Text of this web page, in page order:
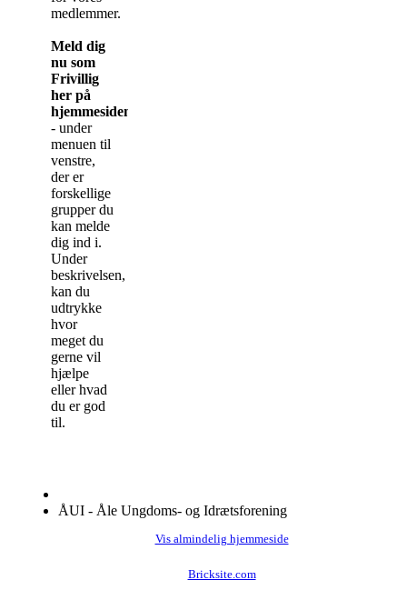
medlemmer.
Meld dig
nu som
Frivillig
her på
hjemmesiden
- under
menuen til
venstre,
der er
forskellige
grupper du
kan melde
dig ind i.
Under
beskrivelsen,
kan du
udtrykke
hvor
meget du
gerne vil
hjælpe
eller hvad
du er god
til.
ÅUI - Åle Ungdoms- og Idrætsforening
Vis almindelig hjemmeside
Bricksite.com